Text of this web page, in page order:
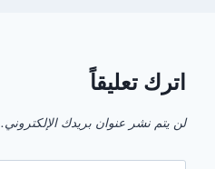
اترك تعليقاً
لن يتم نشر عنوان بريدك الإلكتروني.